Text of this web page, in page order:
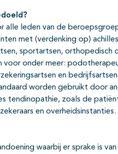
alle leden van de
met (verdenking op)
sportartsen, orthopedisch
voor onder meer:
en
worden gebruikt door
tendinopathie, zoals de
en overheidsinstanties.
waarbij er sprake is